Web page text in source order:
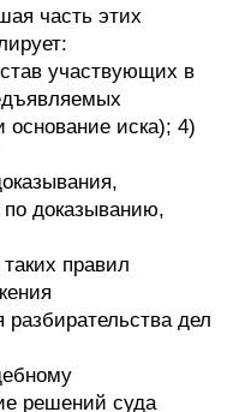
часть этих
участвующих в
основание иска); 4)
по доказыванию,
правил
дел
решений суда